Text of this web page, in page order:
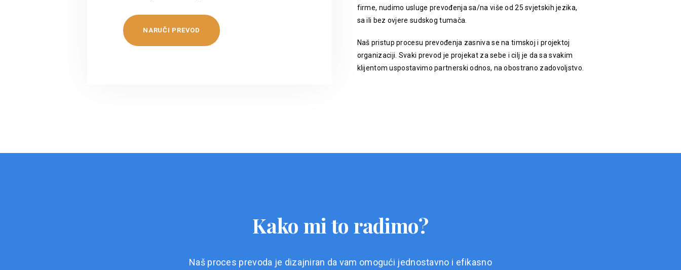
firme, nudimo usluge prevođenja sa/na više od 25 svjetskih jezika,
sa ili bez ovjere sudskog tumača.
Naš pristup procesu prevođenja zasniva se na timskoj i projektoj
organizaciji. Svaki prevod je projekat za sebe i cilj je da sa svakim
klijentom uspostavimo partnerski odnos, na obostrano zadovoljstvo.
Kako mi to radimo?
Naš proces prevoda je dizajniran da vam omogući jednostavno i efikasno